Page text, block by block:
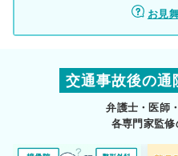
お見
交通事故後の
弁護士・医師
各専門家監